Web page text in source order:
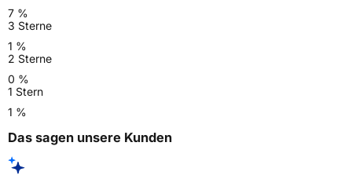
7 %
3 Sterne
1 %
2 Sterne
0 %
1 Stern
1 %
Das sagen unsere Kunden